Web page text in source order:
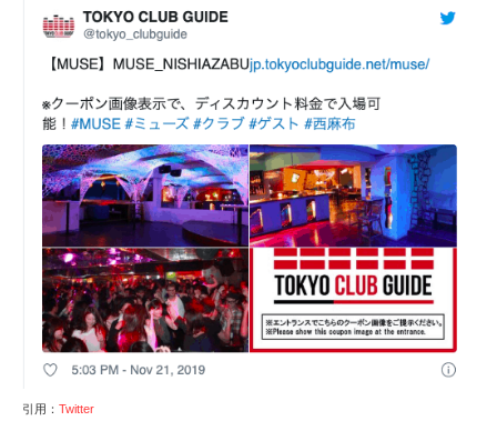
引用： Twitter